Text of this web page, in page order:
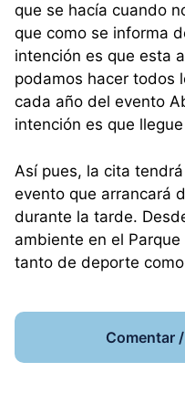
que se hacía cuando
que como se informa
intención es que esta
podamos hacer todos
cada año del evento
intención es que
Así pues, la cita
evento que arrancará
durante la tarde.
ambiente en el Parque
tanto de deporte
Comentar